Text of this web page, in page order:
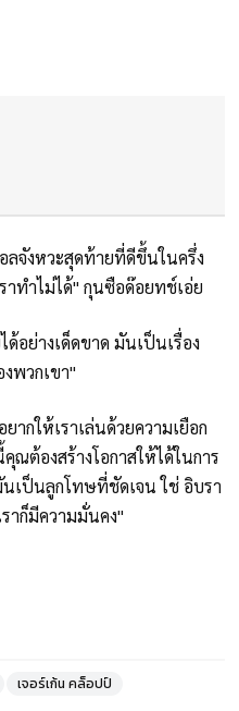
จังหวะสุดท้ายที่ดีขึ้นในครึ่ง
าทำไม่ได้" กุนซือด๊อยทช์เอ่ย
ด้อย่างเด็ดขาด มันเป็นเรื่อง
พวกเขา"
กให้เราเล่นด้วยความเยือก
ต้องสร้างโอกาสให้ได้ในการ
เป็นลูกโทษที่ชัดเจน ใช่ อิบรา
าก็มีความมั่นคง"
เจอร์เก้น คล็อปป์